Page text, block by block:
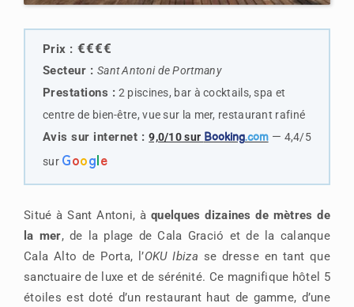
Prix : €€€€
Secteur : Sant Antoni de Portmany
Prestations : 2 piscines, bar à cocktails, spa et
centre de bien-être, vue sur la mer, restaurant rafiné
Avis sur internet : 9,0/10 sur Booking.com— 4,4/5
sur Google
Situé à Sant Antoni, àquelques dizaines de mètres de
la mer, de la plage de Cala Gració et de la calanque
Cala Alto de Porta, l’OKU Ibiza se dresse en tant que
sanctuaire de luxe et de sérénité. Ce magnifique hôtel 5
étoiles est doté d’un restaurant haut de gamme, d’une